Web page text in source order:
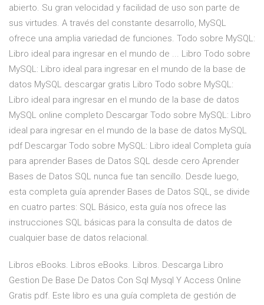
abierto. Su gran velocidad y facilidad de uso son parte de
sus virtudes. A través del constante desarrollo, MySQL
ofrece una amplia variedad de funciones. Todo sobre MySQL:
Libro ideal para ingresar en el mundo de ... Libro Todo sobre
MySQL: Libro ideal para ingresar en el mundo de la base de
datos MySQL descargar gratis Libro Todo sobre MySQL:
Libro ideal para ingresar en el mundo de la base de datos
MySQL online completo Descargar Todo sobre MySQL: Libro
ideal para ingresar en el mundo de la base de datos MySQL
pdf Descargar Todo sobre MySQL: Libro ideal Completa guía
para aprender Bases de Datos SQL desde cero Aprender
Bases de Datos SQL nunca fue tan sencillo. Desde luego,
esta completa guía aprender Bases de Datos SQL, se divide
en cuatro partes: SQL Básico, esta guía nos ofrece las
instrucciones SQL básicas para la consulta de datos de
cualquier base de datos relacional.
Libros eBooks. Libros eBooks. Libros. Descarga Libro
Gestion De Base De Datos Con Sql Mysql Y Access Online
Gratis pdf. Este libro es una guía completa de gestión de